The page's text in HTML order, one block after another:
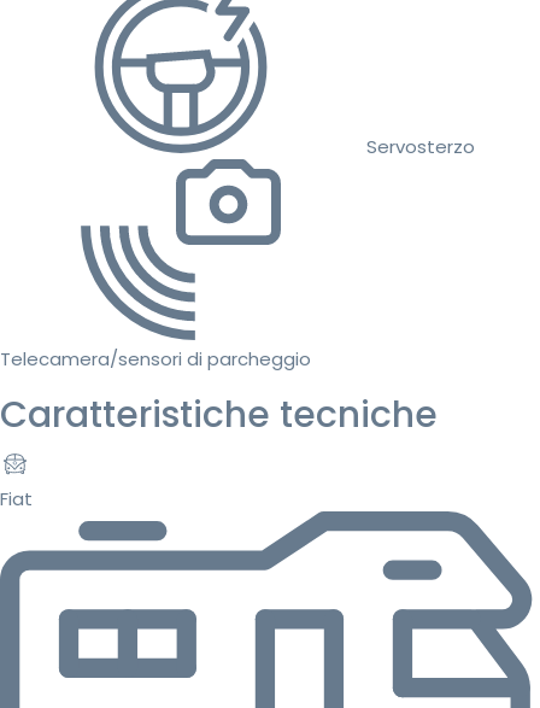
Servosterzo
Telecamera/sensori di parcheggio
Caratteristiche tecniche
Fiat